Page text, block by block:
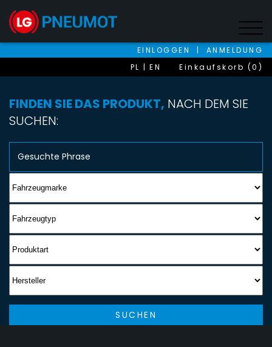
EINLOGGEN |
ANMELDUNG
PL
EN Einkaufskorb (0)
FINDEN SIE DAS PRODUKT, NACH DEM SIE
SUCHEN:
SUCHEN